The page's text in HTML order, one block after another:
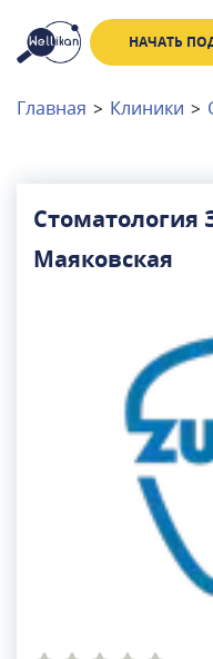
НАЧАТЬ
Доктора
Клиники
Главная > Клиники >
Стоматология
Маяковская